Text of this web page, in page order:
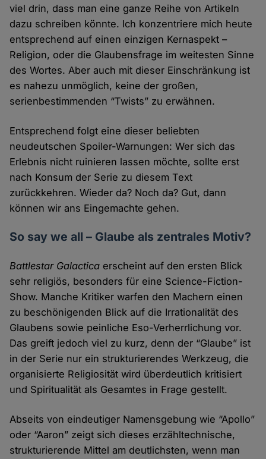
viel drin, dass man eine ganze Reihe von Artikeln
dazu schreiben könnte. Ich konzentriere mich heute
entsprechend auf einen einzigen Kernaspekt –
Religion, oder die Glaubensfrage im weitesten Sinne
des Wortes. Aber auch mit dieser Einschränkung ist
es nahezu unmöglich, keine der großen,
serienbestimmenden “Twists” zu erwähnen.
Entsprechend folgt eine dieser beliebten
neudeutschen Spoiler-Warnungen: Wer sich das
Erlebnis nicht ruinieren lassen möchte, sollte erst
nach Konsum der Serie zu diesem Text
zurückkehren. Wieder da? Noch da? Gut, dann
können wir ans Eingemachte gehen.
So say we all – Glaube als zentrales Motiv?
Battlestar Galactica erscheint auf den ersten Blick
sehr religiös, besonders für eine Science-Fiction-
Show. Manche Kritiker warfen den Machern einen
zu beschönigenden Blick auf die Irrationalität des
Glaubens sowie peinliche Eso-Verherrlichung vor.
Das greift jedoch viel zu kurz, denn der “Glaube” ist
in der Serie nur ein strukturierendes Werkzeug, die
organisierte Religiosität wird überdeutlich kritisiert
und Spiritualität als Gesamtes in Frage gestellt.
Abseits von eindeutiger Namensgebung wie “Apollo”
oder “Aaron” zeigt sich dieses erzähltechnische,
strukturierende Mittel am deutlichsten, wenn man